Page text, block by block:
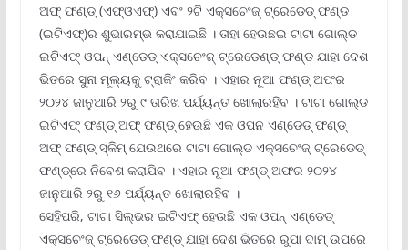
ଅଫ୍ ଫଣ୍ଡ୍ (ଏଫ୍‌ଓଏଫ୍‌) ଏବଂ ୨ଟି ଏକ୍ସଚେଂଜ୍ ଟ୍ରେଡେଡ୍ ଫଣ୍ଡ
(ଇଟିଏଫ୍‌)ର ଶୁଭାରମ୍ଭ କରାଯାଇଛି । ତାହା ହେଉଛଇ ଟାଟା ଗୋଲ୍ଡ
ଇଟିଏଫ୍ ଓପନ୍ ଏଣ୍ଡେଡ୍ ଏକ୍ସଚେଂଜ୍ ଟ୍ରେଡେଣ୍ଡ୍ ଫଣ୍ଡ ଯାହା ଦେଶ
ଭିତରେ ସୁନା ମୂଲ୍ୟକୁ ଟ୍ରାକିଂ କରିବ । ଏହାର ନୂଆ ଫଣ୍ଡ୍ ଅଫର
୨୦୨୪ ଜାନୁଆରି ୨ରୁ ୯ ତାରିଖ ପର୍ଯ୍ୟନ୍ତ ଖୋଲାରହିବ । ଟାଟା ଗୋଲ୍ଡ
ଇଟିଏଫ୍ ଫଣ୍ଡ୍ ଅଫ୍ ଫଣ୍ଡ୍ ହେଉଛି ଏକ ଓପନ ଏଣ୍ଡେଡ୍ ଫଣ୍ଡ୍
ଅଫ୍ ଫଣ୍ଡ୍ ସ୍କିମ୍ ଯେଉଥରେ ଟାଟା ଗୋଲ୍ଡ ଏକ୍ସଚେଂଜ୍ ଟ୍ରେଡେଡ୍
ଫଣ୍ଡ୍‌ରେ ନିବେଶ କରାଯିବ । ଏହାର ନୂଆ ଫଣ୍ଡ୍ ଅଫର ୨୦୨୪
ଜାନୁଆରି ୨ରୁ ୧୬ ପର୍ଯ୍ୟନ୍ତ ଖୋଲାରହିବ ।
ସେହିପରି, ଟାଟା ସିଲ୍‌ଭର ଇଟିଏଫ୍ ହେଉଛି ଏକ ଓପନ୍ ଏଣ୍ଡେଡ୍
ଏକ୍ସଚେଂଜ୍ ଟ୍ରେଡେଡ୍ ଫଣ୍ଡ୍ ଯାହା ଦେଶ ଭିତରେ ରୁପା ଦାମ୍ ଉପରେ